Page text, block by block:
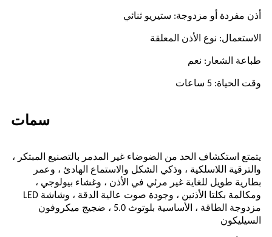
أذن مفردة أو مزدوجة: ستيريو ثنائي
الاستعمال: نوع الأذن المعلقة
طباعة الشعار: نعم
وقت الحياة: 5 ساعات
سمات
يتمتع استكشاف الحد من الضوضاء غير المدمر بالتصنيع المبتكر ،
والترقية اللاسلكية ، وذكي الشكل والاستماع الهادئ ، وعمر
بطارية طويل للغاية غير مرئي في الأذن ، وغشاء بيولوجي ،
ومكالمة بكلتا الأذنين ، وجودة صوت عالية الدقة ، وشاشة LED
مزدوجة الطاقة ، الأساسية بلوتوث 5.0 ، ضجيج ميكروفون
السيليكون